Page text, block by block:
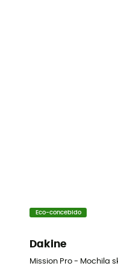
Eco-concebido
Dakine
Mission Pro - Mochila